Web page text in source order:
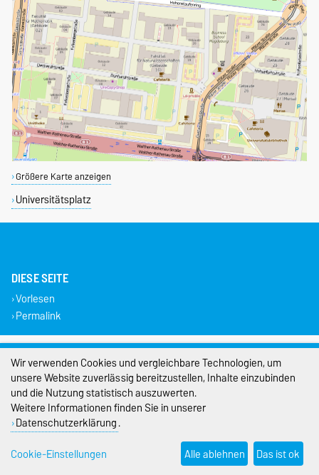
Größere Karte anzeigen
Universitätsplatz
DIESE SEITE
Vorlesen
Permalink
Impressum
Datenschutz
Barrierefreiheit
Cookie-Einstellungen
Wir verwenden Cookies und vergleichbare Technologien, um
unsere Website zuverlässig bereitzustellen, Inhalte einzubinden
und die Nutzung statistisch auszuwerten.
Weitere Informationen finden Sie in unserer
Datenschutzerklärung.
Cookie-Einstellungen
Alle ablehnen Das ist ok